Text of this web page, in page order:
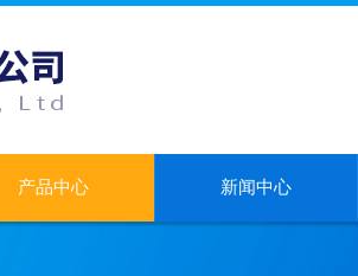
产品中心 新闻中心